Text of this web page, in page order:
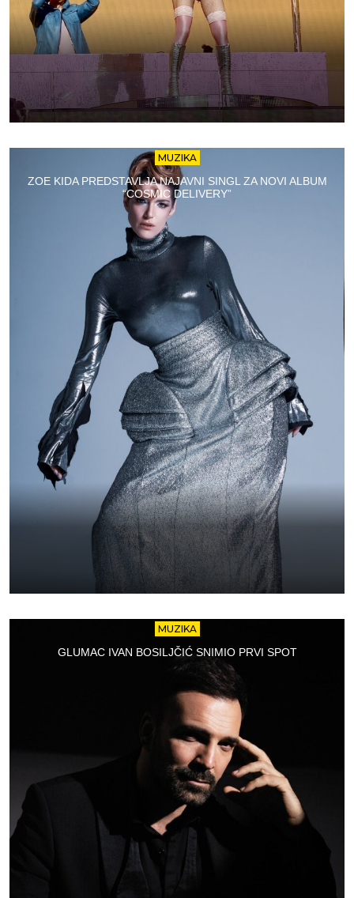
MUZIKA
ZOE KIDA PREDSTAVLJA NAJAVNI SINGL ZA NOVI ALBUM
“COSMIC DELIVERY”
MUZIKA
GLUMAC IVAN BOSILJČIĆ SNIMIO PRVI SPOT